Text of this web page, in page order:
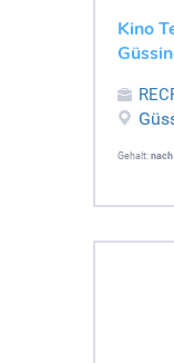
Kino
Gehalt: nach